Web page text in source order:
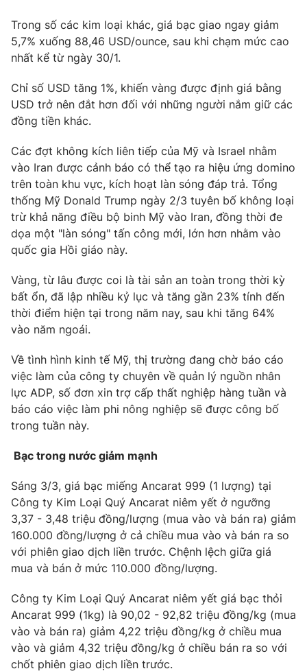
Tổng đài VTV:
024.38 355 931 - 024.38 355 932
Ðiện thoại Thời báo VTV:024.66 897 897
Email:toasoan@vtv.vn
thuận bằng văn bản. Ghi rõ nguồn VTV.vn khi phát hành lại
thông tin từ website này.
Trong số các kim loại khác, giá bạc giao ngay giảm
5,7% xuống 88,46 USD/ounce, sau khi chạm mức cao
nhất kể từ ngày 30/1.
Chỉ số USD tăng 1%, khiến vàng được định giá bằng
USD trở nên đắt hơn đối với những người nắm giữ các
đồng tiền khác.
Các đợt không kích liên tiếp của Mỹ và Israel nhằm
vào Iran được cảnh báo có thể tạo ra hiệu ứng domino
trên toàn khu vực, kích hoạt làn sóng đáp trả. Tổng
thống Mỹ Donald Trump ngày 2/3 tuyên bố không loại
trừ khả năng điều bộ binh Mỹ vào Iran, đồng thời đe
dọa một "làn sóng" tấn công mới, lớn hơn nhằm vào
quốc gia Hồi giáo này.
Vàng, từ lâu được coi là tài sản an toàn trong thời kỳ
bất ổn, đã lập nhiều kỷ lục và tăng gần 23% tính đến
thời điểm hiện tại trong năm nay, sau khi tăng 64%
vào năm ngoái.
Về tình hình kinh tế Mỹ, thị trường đang chờ báo cáo
việc làm của công ty chuyên về quản lý nguồn nhân
lực ADP, số đơn xin trợ cấp thất nghiệp hàng tuần và
báo cáo việc làm phi nông nghiệp sẽ được công bố
trong tuần này.
Bạc trong nước giảm mạnh
Sáng 3/3, giá bạc miếng Ancarat 999 (1 lượng) tại
Công ty Kim Loại Quý Ancarat niêm yết ở ngưỡng
3,37 - 3,48 triệu đồng/lượng (mua vào và bán ra) giảm
160.000 đồng/lượng ở cả chiều mua vào và bán ra so
với phiên giao dịch liền trước. Chệnh lệch giữa giá
mua và bán ở mức 110.000 đồng/lượng.
Công ty Kim Loại Quý Ancarat niêm yết giá bạc thỏi
Ancarat 999 (1kg) là 90,02 - 92,82 triệu đồng/kg (mua
vào và bán ra) giảm 4,22 triệu đồng/kg ở chiều mua
vào và giảm 4,32 triệu đồng/kg ở chiều bán ra so với
chốt phiên giao dịch liền trước.